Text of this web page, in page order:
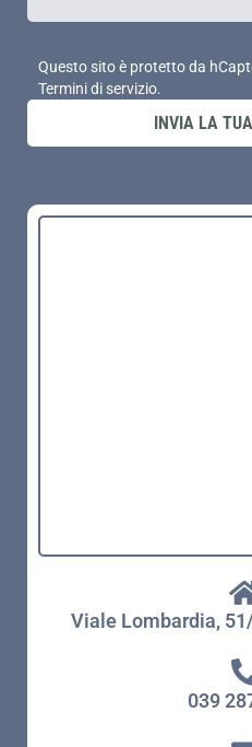
Questo sito è protetto da
Termini di servizio.
INVIA LA
Viale Lombardia,
039